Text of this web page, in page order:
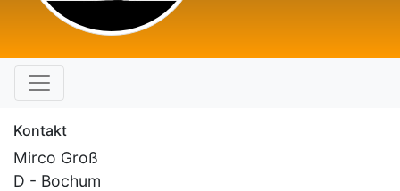
Kontakt
Mirco Groß
D - Bochum